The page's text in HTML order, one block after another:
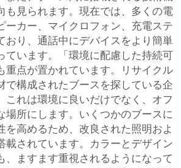
も見られます。現在では、多くの電
ーカー、マイクロフォン、充電ステ
おり、通話中にデバイスをより簡単
ています。「環境に配慮した持続可
重点が置かれています。リサイクル
で構成されたブースを探している企
これは環境に良いだけでなく、オフ
場所にします。いくつかのブースに
を高めるため、改良された照明およ
載されています。カラーとデザイン
、ますます重視されるようになって